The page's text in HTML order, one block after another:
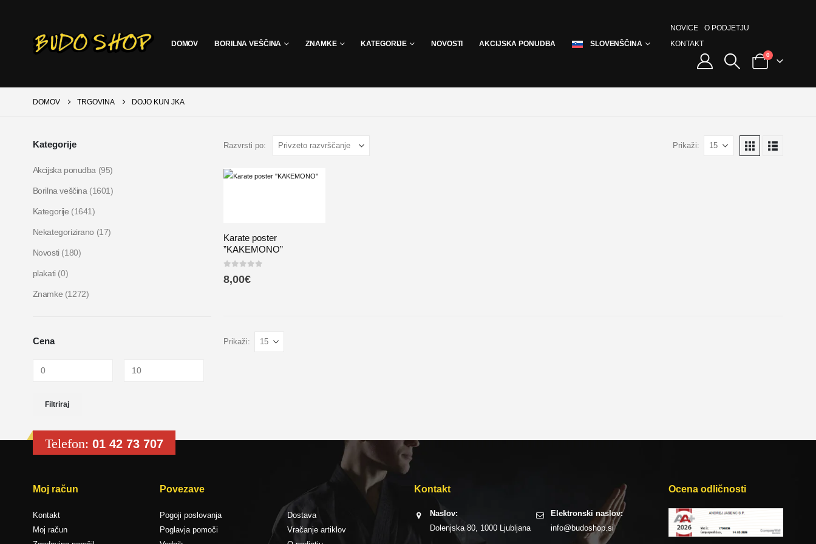
DOMOV BORILNA VEŠČINA ZNAMKE KATEGORIJE NOVOSTI AKCIJSKA PONUDBA SLOVENŠČINA
NOVICE
O PODJETJU
KONTAKT
0
DOMOV TRGOVINA DOJO KUN JKA
Razvrsti po: Prikaži:
Karate poster
”KAKEMONO”
8,00€
Prikaži:
Kategorije
Akcijska ponudba (95)
Borilna veščina (1601)
Kategorije (1641)
Nekategorizirano (17)
Novosti (180)
plakati (0)
Znamke (1272)
Cena
Filtriraj
Telefon: 01 42 73 707
Moj račun
Kontakt
Moj račun
Povezave
Pogoji poslovanja
Poglavja pomoči
Dostava
Vračanje artiklov
Kontakt
Naslov:
Dolenjska 80, 1000 Ljubljana
Elektronski naslov:
info@budoshop.si
Ocena odličnosti